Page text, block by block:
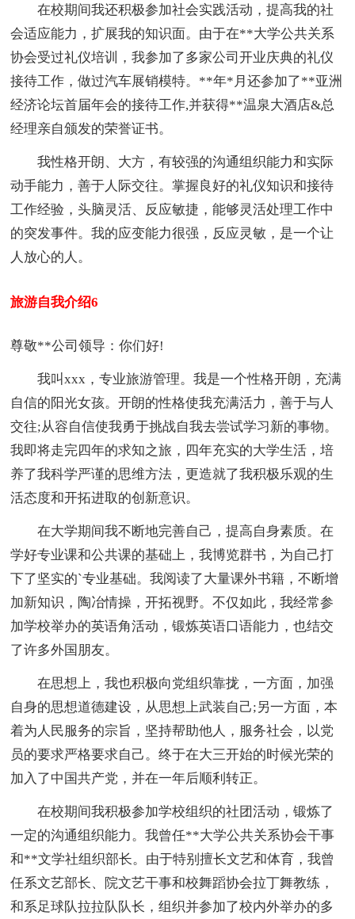
在校期间我还积极参加社会实践活动，提高我的社
会适应能力，扩展我的知识面。由于在**大学公共关系
协会受过礼仪培训，我参加了多家公司开业庆典的礼仪
接待工作，做过汽车展销模特。**年*月还参加了**亚洲
经济论坛首届年会的接待工作,并获得**温泉大酒店&总
经理亲自颁发的荣誉证书。
我性格开朗、大方，有较强的沟通组织能力和实际
动手能力，善于人际交往。掌握良好的礼仪知识和接待
工作经验，头脑灵活、反应敏捷，能够灵活处理工作中
的突发事件。我的应变能力很强，反应灵敏，是一个让
人放心的人。
旅游自我介绍6
尊敬**公司领导：你们好!
我叫xxx，专业旅游管理。我是一个性格开朗，充满
自信的阳光女孩。开朗的性格使我充满活力，善于与人
交往;从容自信使我勇于挑战自我去尝试学习新的事物。
我即将走完四年的求知之旅，四年充实的大学生活，培
养了我科学严谨的思维方法，更造就了我积极乐观的生
活态度和开拓进取的创新意识。
在大学期间我不断地完善自己，提高自身素质。在
学好专业课和公共课的基础上，我博览群书，为自己打
下了坚实的`专业基础。我阅读了大量课外书籍，不断增
加新知识，陶冶情操，开拓视野。不仅如此，我经常参
加学校举办的英语角活动，锻炼英语口语能力，也结交
了许多外国朋友。
在思想上，我也积极向党组织靠拢，一方面，加强
自身的思想道德建设，从思想上武装自己;另一方面，本
着为人民服务的宗旨，坚持帮助他人，服务社会，以党
员的要求严格要求自己。终于在大三开始的时候光荣的
加入了中国共产党，并在一年后顺利转正。
在校期间我积极参加学校组织的社团活动，锻炼了
一定的沟通组织能力。我曾任**大学公共关系协会干事
和**文学社组织部长。由于特别擅长文艺和体育，我曾
任系文艺部长、院文艺干事和校舞蹈协会拉丁舞教练，
和系足球队拉拉队队长，组织并参加了校内外举办的多